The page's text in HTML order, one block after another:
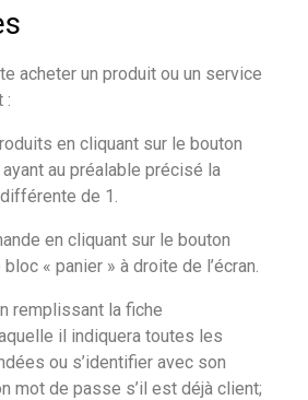
acheter un produit ou un service
:
en cliquant sur le bouton
ayant au préalable précisé la
de 1.
en cliquant sur le bouton
« panier » à droite de l’écran.
remplissant la fiche
il indiquera toutes les
ou s’identifier avec son
mot de passe s’il est déjà client;